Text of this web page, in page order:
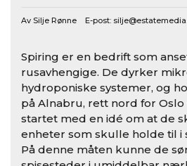
Av Silje Rønne E-post:
Spiring er en bedrift som
rusavhengige. De dyrker
hydroponiske systemer, og
på Alnabru, rett nord for
startet med en idé om at de
enheter som skulle holde til i
På denne måten kunne de